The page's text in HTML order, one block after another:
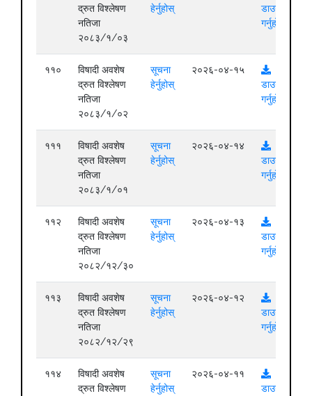
द्रुत विश्लेषण
नतिजा
२०८३/१/०३
हेर्नुहोस्
डाउनलोड
गर्नुहोस्
११०
विषादी अवशेष
द्रुत विश्लेषण
नतिजा
२०८३/१/०२
सूचना
हेर्नुहोस्
२०२६-०४-१५
डाउनलोड
गर्नुहोस्
१११
विषादी अवशेष
द्रुत विश्लेषण
नतिजा
२०८३/१/०१
सूचना
हेर्नुहोस्
२०२६-०४-१४
डाउनलोड
गर्नुहोस्
११२
विषादी अवशेष
द्रुत विश्लेषण
नतिजा
२०८२/१२/३०
सूचना
हेर्नुहोस्
२०२६-०४-१३
डाउनलोड
गर्नुहोस्
११३
विषादी अवशेष
द्रुत विश्लेषण
नतिजा
२०८२/१२/२९
सूचना
हेर्नुहोस्
२०२६-०४-१२
डाउनलोड
गर्नुहोस्
११४
विषादी अवशेष
द्रुत विश्लेषण
सूचना
हेर्नुहोस्
२०२६-०४-११
डाउनलोड